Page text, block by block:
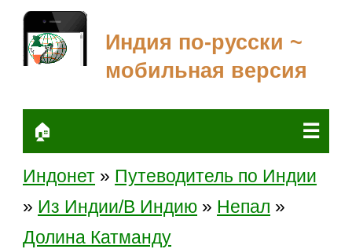
Индия по-русски ~
мобильная версия
🏠 ☰
Индонет » Путеводитель по Индии
» Из Индии/В Индию » Непал »
Долина Катманду